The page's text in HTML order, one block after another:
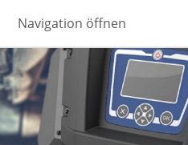
Navigation öffnen